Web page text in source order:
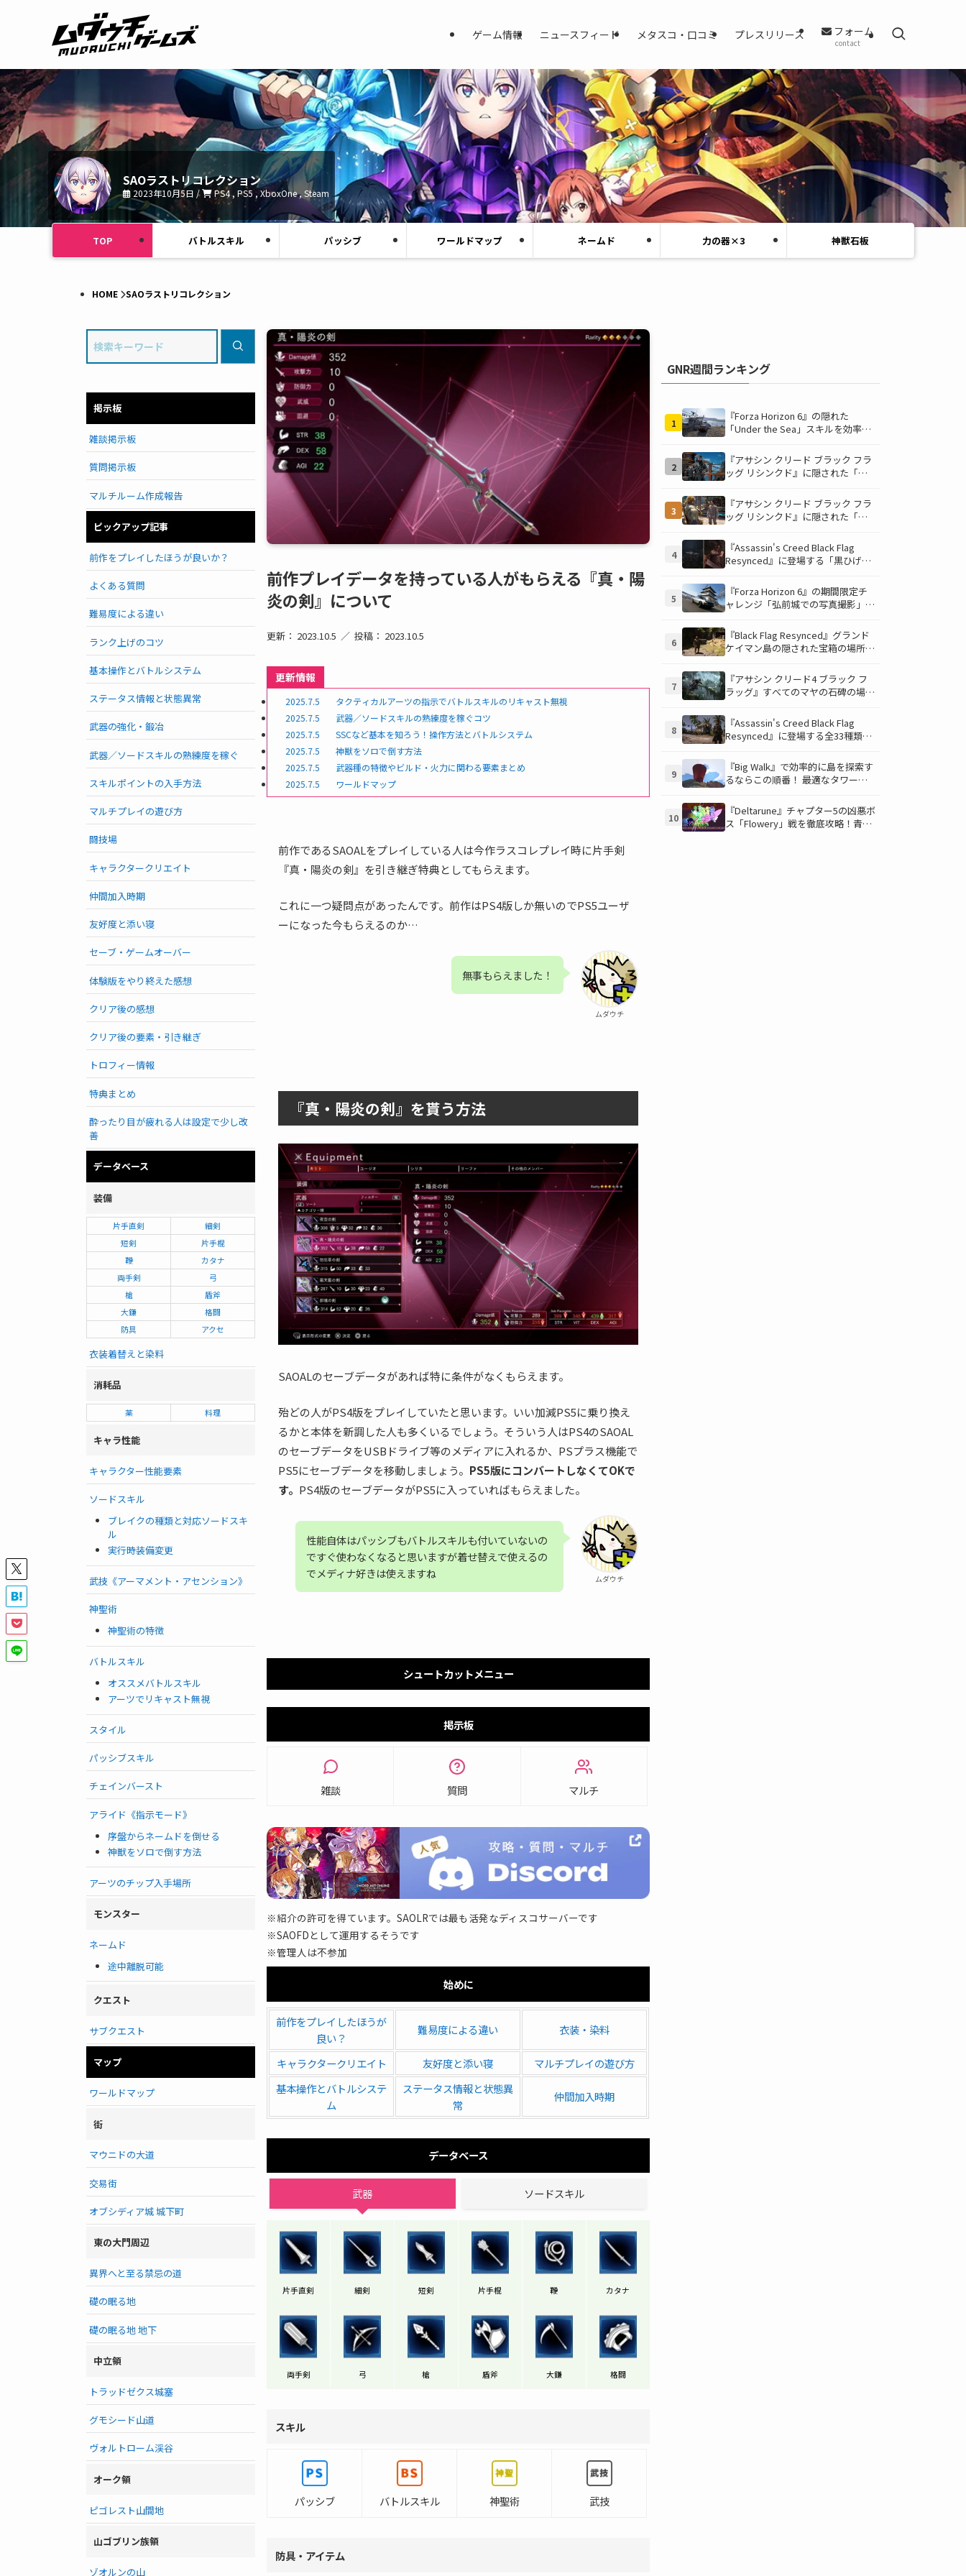
ゲーム情報 ニュースフィード メタスコ・口コミ プレスリリース フォーム
contact
SAOラストリコレクション
2023年10月5日 / PS4 , PS5 , XboxOne , Steam
TOP バトルスキル パッシブ ワールドマップ ネームド 力の器×3 神獣石板
HOME SAOラストリコレクション
前作プレイデータを持っている人がもらえる『真・陽
炎の剣』について
更新： 2023.10.5 投稿： 2023.10.5
更新情報
2025.7.5
タクティカルアーツの指示でバトルスキルのリキャスト無視
2025.7.5
武器／ソードスキルの熟練度を稼ぐコツ
2025.7.5
SSCなど基本を知ろう！操作方法とバトルシステム
2025.7.5
神獣をソロで倒す方法
2025.7.5
武器種の特徴やビルド・火力に関わる要素まとめ
2025.7.5
ワールドマップ
前作であるSAOALをプレイしている人は今作ラスコレプレイ時に片手剣
『真・陽炎の剣』を引き継ぎ特典としてもらえます。
これに一つ疑問点があったんです。前作はPS4版しか無いのでPS5ユーザ
ーになった今もらえるのか…
ムダウチ
無事もらえました！
『真・陽炎の剣』を貰う方法
SAOALのセーブデータがあれば特に条件がなくもらえます。
殆どの人がPS4版をプレイしていたと思います。いい加減PS5に乗り換え
るかと本体を新調した人も多くいるでしょう。そういう人はPS4のSAOAL
のセーブデータをUSBドライブ等のメディアに入れるか、PSプラス機能で
PS5にセーブデータを移動しましょう。 PS5版にコンバートしなくてOKで
す。 PS4版のセーブデータがPS5に入っていればもらえました。
ムダウチ
性能自体はパッシブもバトルスキルも付いていないの
ですぐ使わなくなると思いますが着せ替えで使えるの
でメディナ好きは使えますね
シュートカットメニュー
掲示板
雑談 質問 マルチ
※紹介の許可を得ています。SAOLRでは最も活発なディスコサーバーです
※SAOFDとして運用するそうです
※管理人は不参加
始めに
前作をプレイしたほうが
良い？
難易度による違い 衣装・染料
キャラクタークリエイト 友好度と添い寝
マルチプレイの遊び方
基本操作とバトルシステ
ム
ステータス情報と状態異
常
仲間加入時期
データベース
武器 ソードスキル
片手直剣 細剣 短剣 片手棍 鞭 カタナ
両手剣 弓 槍 盾斧 大鎌 格闘
スキル
パッシブ バトルスキル 神聖術 武技
防具・アイテム
掲示板
雑談掲示板
質問掲示板
マルチルーム作成報告
ピックアップ記事
前作をプレイしたほうが良いか？
よくある質問
難易度による違い
ランク上げのコツ
基本操作とバトルシステム
ステータス情報と状態異常
武器の強化・鍛冶
武器／ソードスキルの熟練度を稼ぐ
スキルポイントの入手方法
マルチプレイの遊び方
闘技場
キャラクタークリエイト
仲間加入時期
友好度と添い寝
セーブ・ゲームオーバー
体験版をやり終えた感想
クリア後の感想
クリア後の要素・引き継ぎ
トロフィー情報
特典まとめ
酔ったり目が疲れる人は設定で少し改
善
データベース
装備
片手直剣
細剣
短剣
片手棍
鞭
カタナ
両手剣
弓
槍
盾斧
大鎌
格闘
防具
アクセ
衣装着替えと染料
消耗品
薬 料理
キャラ性能
キャラクター性能要素
ソードスキル
ブレイクの種類と対応ソードスキ
ル
実行時装備変更
武技《アーマメント・アセンション》
神聖術
神聖術の特徴
バトルスキル
オススメバトルスキル
アーツでリキャスト無視
スタイル
パッシブスキル
チェインバースト
アライド《指示モード》
序盤からネームドを倒せる
神獣をソロで倒す方法
アーツのチップ入手場所
モンスター
ネームド
途中離脱可能
クエスト
サブクエスト
マップ
ワールドマップ
街
マウニドの大道
交易街
オブシディア城 城下町
東の大門周辺
異界へと至る禁忌の道
礎の眠る地
礎の眠る地 地下
中立領
トラッドゼクス城塞
グモシード山道
ヴォルトローム渓谷
オーク領
ピゴレスト山間地
山ゴブリン族領
ゾオルンの山
GNR週間ランキング
1
『Forza Horizon 6』の隠れた
「Under the Sea」スキルを効率的
の鍵は伊東の海藻養殖場にあり！
2
『アサシン クリード ブラック フラ
ッグ リシンクド』に隠された「黒
底洞窟の危険を乗り越え、伝説の報
酬を手に入れよう
3
『アサシン クリード ブラック フラ
ッグ リシンクド』に隠された「修
説！伝説のアイテムや新衣装を手に
入れるための「地図の断片」入手方
法と修復のコツを紹介！
4
『Assassin's Creed Black Flag
Resynced』に登場する「黒ひげの
説！隠された財宝を見つけよう！
5
『Forza Horizon 6』の期間限定チ
ャレンジ「弘前城での写真撮影」攻
で日本の名城を駆け巡り、特別な報
酬を手に入れよう！
6
『Black Flag Resynced』グランド
ケイマン島の隠された宝箱の場所を
ト」でしか到達できないお宝も明ら
かに
7
『アサシン クリード4 ブラック フ
ラッグ』すべてのマヤの石碑の場所
ヤの衣装を入手して海賊ライフを有
利に進めよう！
8
『Assassin's Creed Black Flag
Resynced』に登場する全33種類の
イルを自由にカスタマイズ！
9
『Big Walk』で効率的に島を探索す
るならこの順番！ 最適なタワー攻
について解説
10
『Deltarune』チャプター5の凶悪ボ
ス「Flowery」戦を徹底攻略！青い